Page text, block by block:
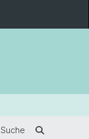
Suche